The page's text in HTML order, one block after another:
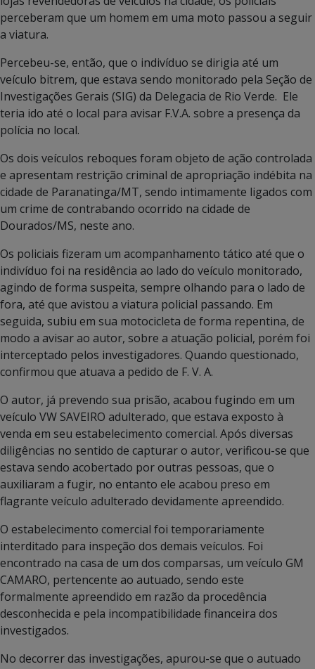
perceberam que um homem em uma moto passou a seguir
a viatura.
Percebeu-se, então, que o indivíduo se dirigia até um
veículo bitrem, que estava sendo monitorado pela Seção de
Investigações Gerais (SIG) da Delegacia de Rio Verde. Ele
teria ido até o local para avisar F.V.A. sobre a presença da
polícia no local.
Os dois veículos reboques foram objeto de ação controlada
e apresentam restrição criminal de apropriação indébita na
cidade de Paranatinga/MT, sendo intimamente ligados com
um crime de contrabando ocorrido na cidade de
Dourados/MS, neste ano.
Os policiais fizeram um acompanhamento tático até que o
indivíduo foi na residência ao lado do veículo monitorado,
agindo de forma suspeita, sempre olhando para o lado de
fora, até que avistou a viatura policial passando. Em
seguida, subiu em sua motocicleta de forma repentina, de
modo a avisar ao autor, sobre a atuação policial, porém foi
interceptado pelos investigadores. Quando questionado,
confirmou que atuava a pedido de F. V. A.
O autor, já prevendo sua prisão, acabou fugindo em um
veículo VW SAVEIRO adulterado, que estava exposto à
venda em seu estabelecimento comercial. Após diversas
diligências no sentido de capturar o autor, verificou-se que
estava sendo acobertado por outras pessoas, que o
auxiliaram a fugir, no entanto ele acabou preso em
flagrante veículo adulterado devidamente apreendido.
O estabelecimento comercial foi temporariamente
interditado para inspeção dos demais veículos. Foi
encontrado na casa de um dos comparsas, um veículo GM
CAMARO, pertencente ao autuado, sendo este
formalmente apreendido em razão da procedência
desconhecida e pela incompatibilidade financeira dos
investigados.
No decorrer das investigações, apurou-se que o autuado